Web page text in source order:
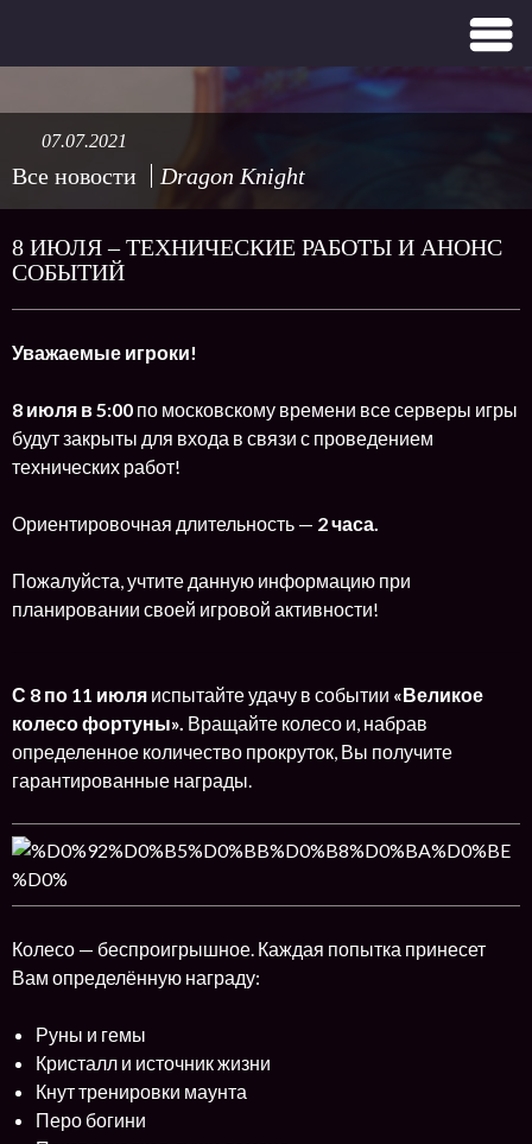
Все новости Dragon Knight
07.07.2021
8 ИЮЛЯ – ТЕХНИЧЕСКИЕ РАБОТЫ И АНОНС
СОБЫТИЙ
Уважаемые игроки!
8 июля в 5:00 по московскому времени все серверы игры
будут закрыты для входа в связи с проведением
технических работ!
Ориентировочная длительность — 2 часа.
Пожалуйста, учтите данную информацию при
планировании своей игровой активности!
С 8 по 11 июля испытайте удачу в событии «Великое
колесо фортуны». Вращайте колесо и, набрав
определенное количество прокруток, Вы получите
гарантированные награды.
Колесо — беспроигрышное. Каждая попытка принесет
Вам определённую награду:
Руны и гемы
Кристалл и источник жизни
Кнут тренировки маунта
Перо богини